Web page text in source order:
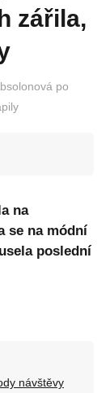
zářila,
po
na
se na módní
poslední
návštěvy